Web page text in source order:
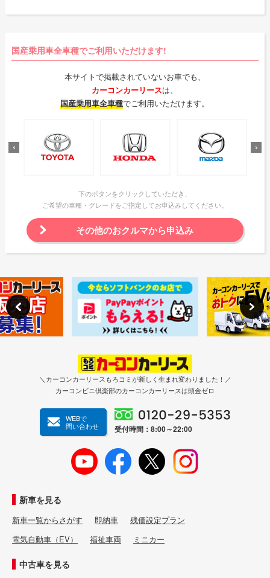
国産乗用車全車種でご利用いただけます!
本サイトで掲載されていないお車でも、
カーコンカーリースは、
国産乗用車全車種でご利用いただけます。
下のボタンをクリックしていただき、
ご希望の車種・グレードをご指定してお申込みしてください。
その他のおクルマから申込み
＼カーコンカーリースもろコミが新しく生まれ変わりました！／
カーコンビニ倶楽部のカーコンカーリースは頭金ゼロ
WEBで
問い合わせ
受付時間：8:00～22:00
新車を見る
新車一覧からさがす 即納車
残価設定プラン
電気自動車（EV）
福祉車両 ミニカー
中古車を見る